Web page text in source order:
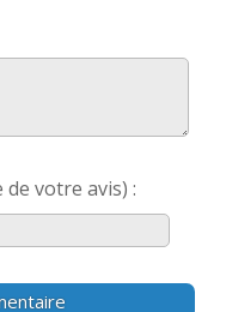
votre avis) :